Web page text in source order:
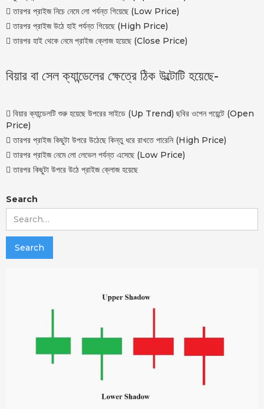
 তারপর প্রাইজ নিচে নেমে লো পর্যন্ত গিয়েছে (Low Price)
 তারপর প্রাইজ উঠে হাই পর্যন্ত গিয়েছে (High Price)
 তারপর হাই থেকে নেমে প্রাইজ ক্লোজ হয়েছে (Close Price)
বিয়ার বা সেল ক্যান্ডেলের ক্ষেত্রে ঠিক উল্টোটি হয়েছে-
 বিয়ার ক্যান্ডেলটি শুরু হয়েছে উপরের সাইডে (Up Trend) ছবির ওপেন পয়েন্টে (Open
Price)
 তারপর প্রাইজ কিছুটা উপরে উঠেছে কিন্তু ধরে রাখতে পারেনি (High Price)
 তারপর প্রাইজ নেমে লো লেভেল পর্যন্ত এসেছে (Low Price)
 তারপর কিছুটা উপরে উঠে প্রাইজ ক্লোজ হয়েছে
Search